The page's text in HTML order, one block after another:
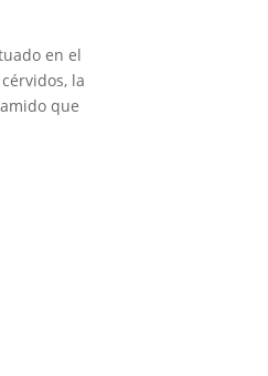
en el
la
que